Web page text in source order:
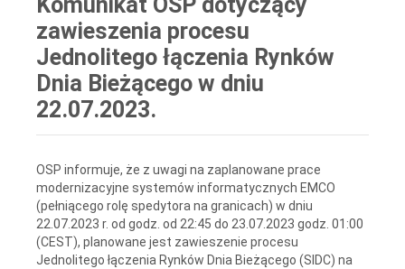
zawieszenia procesu
Jednolitego łączenia Rynków
Dnia Bieżącego w dniu
22.07.2023.
OSP informuje, że z uwagi na zaplanowane prace
modernizacyjne systemów informatycznych EMCO
(pełniącego rolę spedytora na granicach) w dniu
22.07.2023 r. od godz. od 22:45 do 23.07.2023 godz. 01:00
(CEST), planowane jest zawieszenie procesu
Jednolitego łączenia Rynków Dnia Bieżącego (SIDC) na